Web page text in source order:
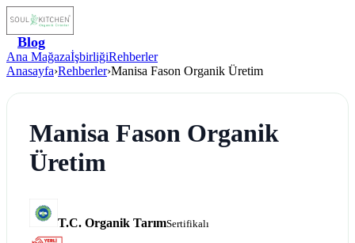
Blog
Ana MağazaİşbirliğiRehberler
Anasayfa›Rehberler›Manisa Fason Organik Üretim
Manisa Fason Organik
Üretim
T.C. Organik TarımSertifikalı